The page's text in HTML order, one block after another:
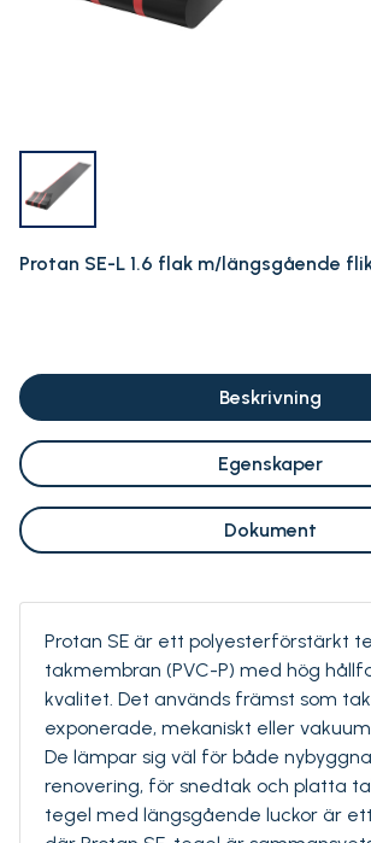
Protan SE-L 1.6 flak m/längsgående
Beskrivning
Egenskaper
Dokument
Protan SE är ett polyesterförstärkt
takmembran (PVC-P) med hög
kvalitet. Det används främst som
exponerade, mekaniskt eller
De lämpar sig väl för både
renovering, för snedtak och platta
tegel med längsgående luckor är